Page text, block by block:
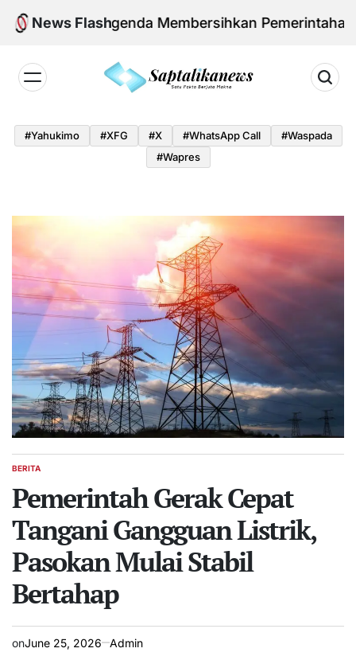
Skip
News Flash
dan Agenda Membersihkan Pemerintahan
#yahukimo #XFG #x #WhatsApp Call
#waspada
#Wapres
POSTED
BERITA
Pemerintah Gerak Cepat
Tangani Gangguan Listrik,
Pasokan Mulai Stabil
Bertahap
onJune 25, 2026 Admin